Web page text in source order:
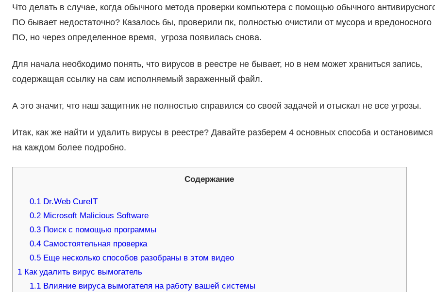
Что делать в случае, когда обычного метода проверки компьютера с помощью обычного
ПО бывает недостаточно? Казалось бы, проверили пк, полностью очистили от мусора и вредоносного
ПО, но через определенное время, угроза появилась снова.
Для начала необходимо понять, что вирусов в реестре не бывает, но в нем может храниться запись,
содержащая ссылку на сам исполняемый зараженный файл.
А это значит, что наш защитник не полностью справился со своей задачей и отыскал не все угрозы.
Итак, как же найти и удалить вирусы в реестре? Давайте разберем 4 основных способа и остановимся
на каждом более подробно.
Содержание
0.1 Dr.Web CureIT
0.2 Microsoft Malicious Software
0.3 Поиск с помощью программы
0.4 Самостоятельная проверка
0.5 Еще несколько способов разобраны в этом видео
1Как удалить вирус вымогатель
1.1 Влияние вируса вымогателя на работу вашей системы